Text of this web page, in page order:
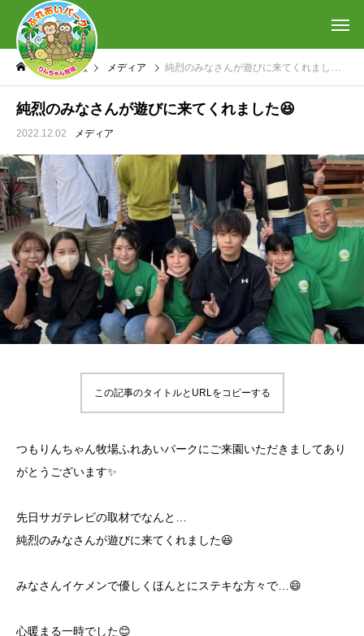
最新情報 メディア 純烈のみなさんが遊びに来てくれました😆
純烈のみなさんが遊びに来てくれました😆
2022.12.02 メディア
この記事のタイトルとURLをコピーする
つもりんちゃん牧場ふれあいパークにご来園いただきましてあり
がとうございます✨
先日サガテレビの取材でなんと…
純烈のみなさんが遊びに来てくれました😆
みなさんイケメンで優しくほんとにステキな方々で…😄
心暖まる一時でした😊